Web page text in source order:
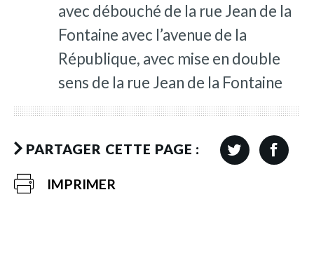
avec débouché de la rue Jean de la
Fontaine avec l’avenue de la
République, avec mise en double
sens de la rue Jean de la Fontaine
PARTAGER CETTE PAGE :
IMPRIMER